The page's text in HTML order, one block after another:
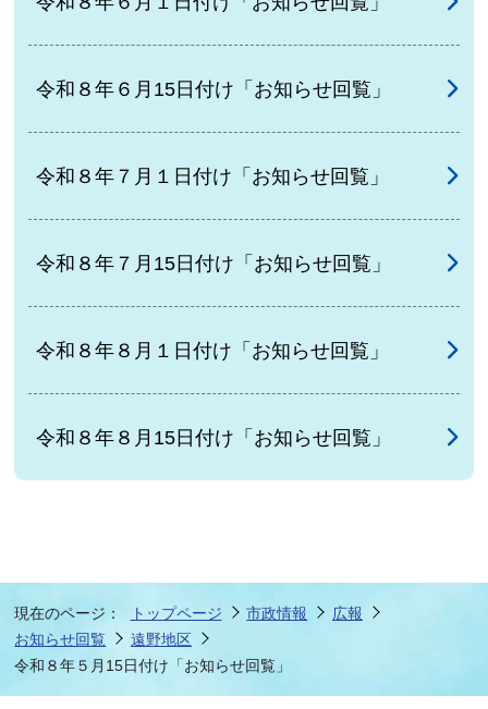
令和８年６月15日付け「お知らせ回覧」
令和８年７月１日付け「お知らせ回覧」
令和８年７月15日付け「お知らせ回覧」
令和８年８月１日付け「お知らせ回覧」
令和８年８月15日付け「お知らせ回覧」
現在のページ： トップページ 市政情報
広報
お知らせ回覧
遠野地区
令和８年５月15日付け「お知らせ回覧」